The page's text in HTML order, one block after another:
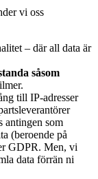
vi oss
– där all data är
såsom
till IP-adresser
antingen som
(beroende på
GDPR. Men, vi
data förrän ni